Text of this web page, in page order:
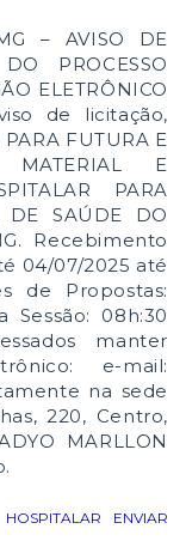
– AVISO DE
PROCESSO
ELETRÔNICO
de licitação,
FUTURA E
MATERIAL E
PARA
DE SAÚDE DO
Recebimento
04/07/2025 até
de Propostas:
Sessão: 08h:30
manter
e-mail:
na sede
220, Centro,
MARLLON
ENVIAR